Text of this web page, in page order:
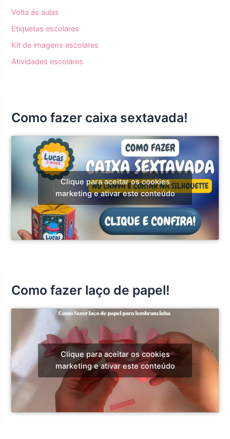
Volta ás aulas
Etiquetas escolares
Kit de imagens escolares
Atividades escolares
Como fazer caixa sextavada!
Clique para aceitar os cookies
marketing e ativar este conteúdo
Como fazer laço de papel!
Clique para aceitar os cookies
marketing e ativar este conteúdo